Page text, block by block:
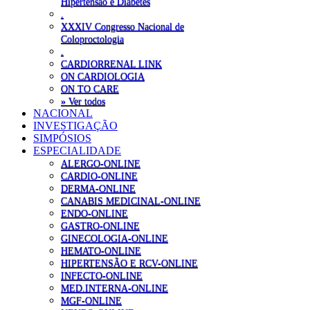
XXXIV Congresso Nacional de
Coloproctologia
CARDIORRENAL LINK
ON CARDIOLOGIA
ON TO CARE
» Ver todos
NACIONAL
INVESTIGAÇÃO
SIMPÓSIOS
ESPECIALIDADE
ALERGO-ONLINE
CARDIO-ONLINE
DERMA-ONLINE
CANABIS MEDICINAL-ONLINE
ENDO-ONLINE
GASTRO-ONLINE
GINECOLOGIA-ONLINE
HEMATO-ONLINE
HIPERTENSÃO E RCV-ONLINE
INFECTO-ONLINE
MED.INTERNA-ONLINE
MGF-ONLINE